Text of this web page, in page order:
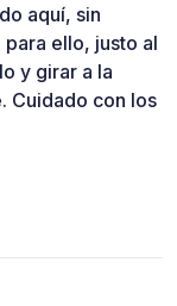
aquí, sin
ello, justo al
y girar a la
Cuidado con los